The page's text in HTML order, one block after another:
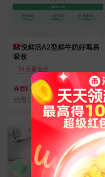
悦鲜活A2型鲜牛奶好喝易
吸收
24天最低价
满100减20
券后¥ 123.2 券 20元
已售1.0万件